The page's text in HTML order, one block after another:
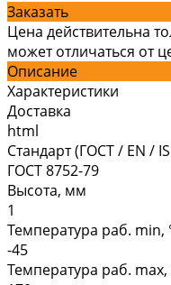
Заказать
Цена действительна
может отличаться от
Описание
Характеристики
Доставка
html
Стандарт (ГОСТ / EN /
ГОСТ 8752-79
Высота, мм
1
Температура раб. min,
-45
Температура раб. max,